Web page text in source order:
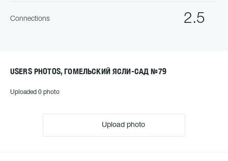
2.5
Connections
USERS PHOTOS, ГОМЕЛЬСКИЙ ЯСЛИ-САД №79
Uploaded 0 photo
Upload photo